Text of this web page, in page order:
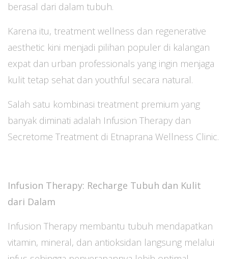
berasal dari dalam tubuh.
Karena itu, treatment wellness dan regenerative
aesthetic kini menjadi pilihan populer di kalangan
expat dan urban professionals yang ingin menjaga
kulit tetap sehat dan youthful secara natural.
Salah satu kombinasi treatment premium yang
banyak diminati adalah Infusion Therapy dan
Secretome Treatment di Etnaprana Wellness Clinic.
Infusion Therapy: Recharge Tubuh dan Kulit
dari Dalam
Infusion Therapy membantu tubuh mendapatkan
vitamin, mineral, dan antioksidan langsung melalui